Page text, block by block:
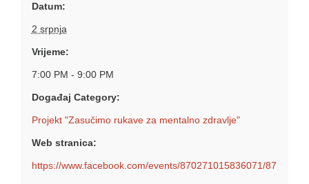
Datum:
2 srpnja
Vrijeme:
7:00 PM - 9:00 PM
Događaj Category:
Projekt "Zasučimo rukave za mentalno zdravlje"
Web stranica:
https://www.facebook.com/events/870271015836071/87